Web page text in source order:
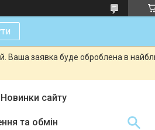
Ваша заявка буде оброблена в
Новинки сайту
та обмін